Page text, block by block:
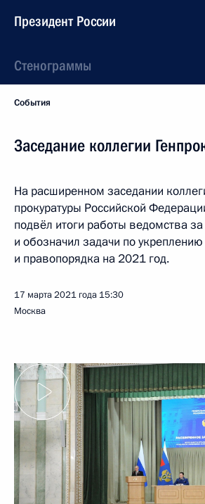
Президент России
Стенограммы
События
Заседание коллегии
На расширенном заседании
прокуратуры Российской
подвёл итоги работы ведомства
и обозначил задачи по
и правопорядка на 2021 год.
17 марта 2021 года 15:30
Москва